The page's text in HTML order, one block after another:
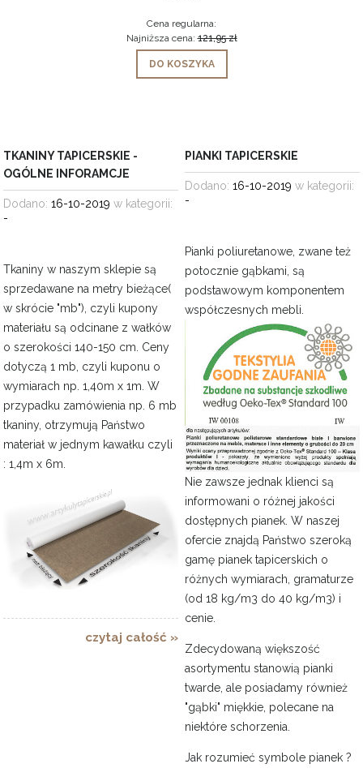
Cena regularna:
Najniższa cena:121,95 zł
DO KOSZYKA
TKANINY TAPICERSKIE -
OGÓLNE INFORAMCJE
Dodano:16-10-2019 w kategorii:
-
Tkaniny w naszym sklepie są
sprzedawane na metry bieżące(
w skrócie "mb"), czyli kupony
materiału są odcinane z wałków
o szerokości 140-150 cm. Ceny
dotyczą 1 mb, czyli kuponu o
wymiarach np. 1,40m x 1m. W
przypadku zamówienia np. 6 mb
tkaniny, otrzymują Państwo
materiał w jednym kawałku czyli
: 1,4m x 6m.
czytaj całość »
PIANKI TAPICERSKIE
Dodano:16-10-2019 w kategorii:
-
Pianki poliuretanowe, zwane też
potocznie gąbkami, są
podstawowym komponentem
współczesnych mebli.
Nie zawsze jednak klienci są
informowani o różnej jakości
dostępnych pianek. W naszej
ofercie znajdą Państwo szeroką
gamę pianek tapicerskich o
różnych wymiarach, gramaturze
(od 18 kg/m3 do 40 kg/m3) i
cenie.
Zdecydowaną większość
asortymentu stanowią pianki
twarde, ale posiadamy również
"gąbki" miękkie, polecane na
niektóre schorzenia.
Jak rozumieć symbole pianek ?